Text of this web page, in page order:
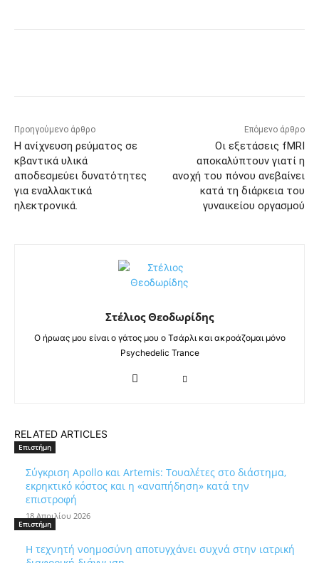
Προηγούμενο άρθρο
Η ανίχνευση ρεύματος σε
κβαντικά υλικά
αποδεσμεύει δυνατότητες
για εναλλακτικά
ηλεκτρονικά.
Επόμενο άρθρο
Οι εξετάσεις fMRI
αποκαλύπτουν γιατί η
ανοχή του πόνου ανεβαίνει
κατά τη διάρκεια του
γυναικείου οργασμού
Στέλιος Θεοδωρίδης
Ο ήρωας μου είναι ο γάτος μου ο Τσάρλι και ακροάζομαι μόνο
Psychedelic Trance
RELATED ARTICLES
Επιστήμη
Σύγκριση Apollo και Artemis: Τουαλέτες στο διάστημα,
εκρηκτικό κόστος και η «αναπήδηση» κατά την
επιστροφή
18 Απριλίου 2026
Επιστήμη
Η τεχνητή νοημοσύνη αποτυγχάνει συχνά στην ιατρική